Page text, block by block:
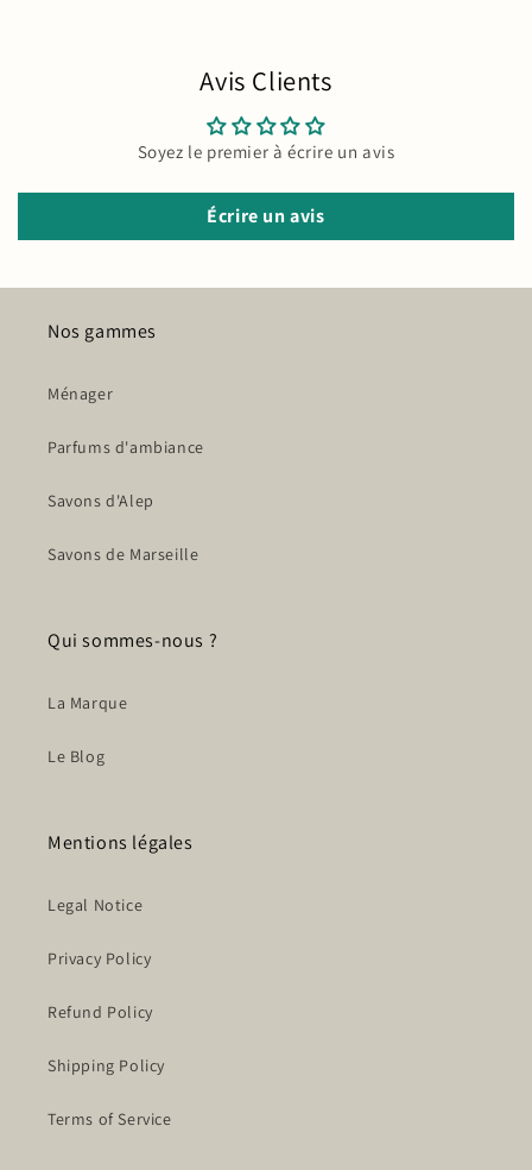
Avis Clients
Soyez le premier à écrire un avis
Écrire un avis
Nos gammes
Ménager
Parfums d'ambiance
Savons d'Alep
Savons de Marseille
Qui sommes-nous ?
La Marque
Le Blog
Mentions légales
Legal Notice
Privacy Policy
Refund Policy
Shipping Policy
Terms of Service